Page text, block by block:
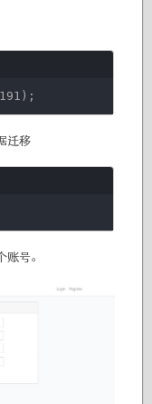
迁移
号。